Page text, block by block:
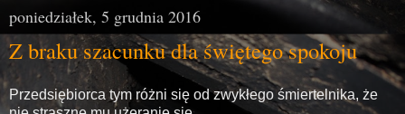
poniedziałek, 5 grudnia 2016
Z braku szacunku dla świętego spokoju
Przedsiębiorca tym różni się od zwykłego śmiertelnika, że